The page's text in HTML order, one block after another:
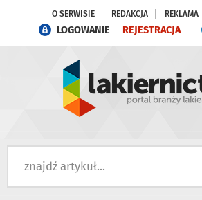
O SERWISIE REDAKCJA REKLAMA
LOGOWANIE REJESTRACJA